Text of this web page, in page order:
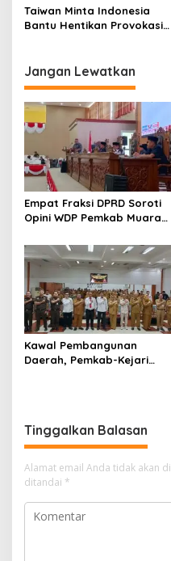
Taiwan Minta Indonesia
Bantu Hentikan Provokasi
Jangan Lewatkan
Empat Fraksi DPRD Soroti
Opini WDP Pemkab Muara
Kelola Keuangan
Kawal Pembangunan
Daerah, Pemkab-Kejari
Tinggalkan Balasan
Alamat email Anda tidak akan
ditandai *